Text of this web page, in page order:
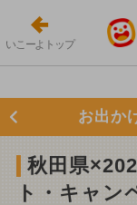
いこーよトップ
お出か
秋田県
ト・キャン